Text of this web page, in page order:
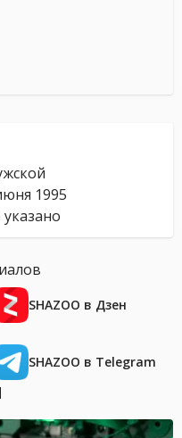
1995
SHAZOO в Дзен
SHAZOO в Telegram